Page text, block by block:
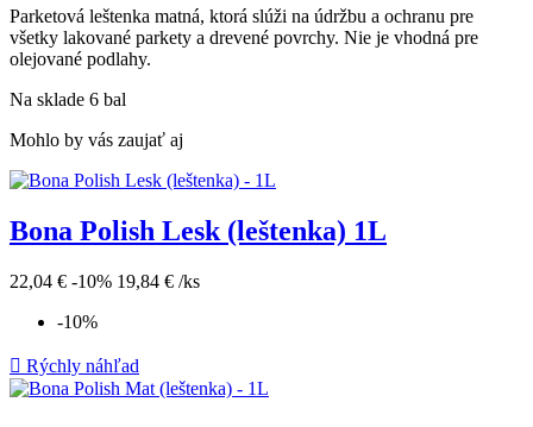
Parketová leštenka matná, ktorá slúži na údržbu a ochranu pre
všetky lakované parkety a drevené povrchy. Nie je vhodná pre
olejované podlahy.
Na sklade 6 bal
Mohlo by vás zaujať aj
Bona Polish Lesk (leštenka) 1L
22,04 € -10% 19,84 € /ks
-10%
 Rýchly náhľad